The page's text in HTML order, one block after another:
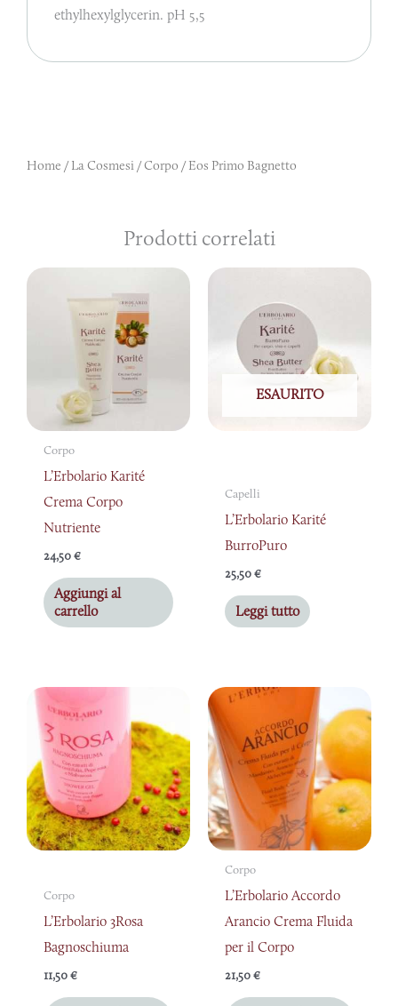
ethylhexylglycerin. pH 5,5
Home /La Cosmesi /Corpo / Eos Primo Bagnetto
Prodotti correlati
Corpo
L’Erbolario Karité
Crema Corpo
Nutriente
24,50€
Aggiungi al
carrello
ESAURITO
Capelli
L’Erbolario Karité
BurroPuro
25,50€
Leggi tutto
Corpo
L’Erbolario 3Rosa
Bagnoschiuma
11,50€
Corpo
L’Erbolario Accordo
Arancio Crema Fluida
per il Corpo
21,50€